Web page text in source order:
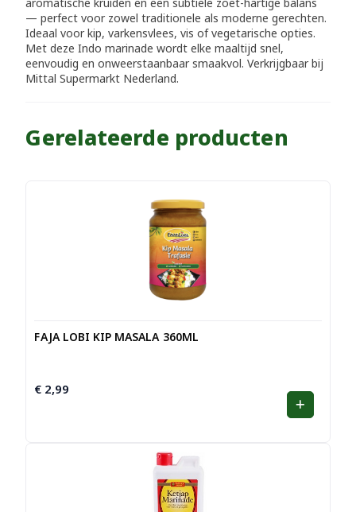
— perfect voor zowel traditionele als moderne gerechten.
Ideaal voor kip, varkensvlees, vis of vegetarische opties.
Met deze Indo marinade wordt elke maaltijd snel,
eenvoudig en onweerstaanbaar smaakvol. Verkrijgbaar bij
Mittal Supermarkt Nederland.
Gerelateerde producten
FAJA LOBI KIP MASALA 360ML
€ 2,99